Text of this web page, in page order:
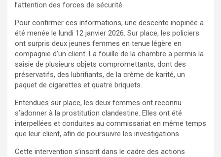
l’attention des forces de sécurité.
Pour confirmer ces informations, une descente inopinée a
été menée le lundi 12 janvier 2026. Sur place, les policiers
ont surpris deux jeunes femmes en tenue légère en
compagnie d’un client. La fouille de la chambre a permis la
saisie de plusieurs objets compromettants, dont des
préservatifs, des lubrifiants, de la crème de karité, un
paquet de cigarettes et quatre briquets.
Entendues sur place, les deux femmes ont reconnu
s’adonner à la prostitution clandestine. Elles ont été
interpellées et conduites au commissariat en même temps
que leur client, afin de poursuivre les investigations.
Cette intervention s’inscrit dans le cadre des actions